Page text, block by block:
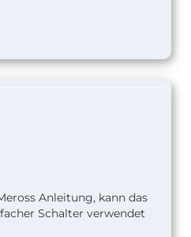
Anleitung, kann das
Schalter verwendet